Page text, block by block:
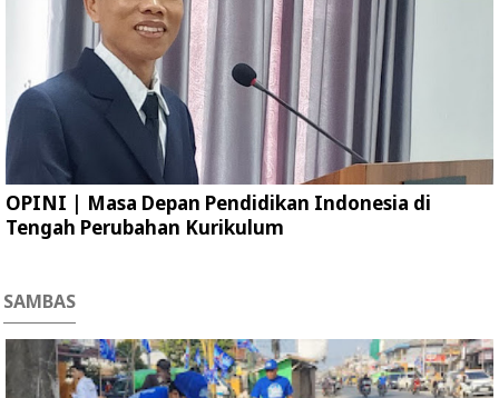
OPINI | Masa Depan Pendidikan Indonesia di
Tengah Perubahan Kurikulum
SAMBAS